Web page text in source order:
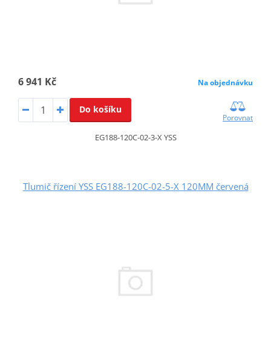
6 941 Kč Na objednávku
Do košíku
Porovnat
EG188-120C-02-3-X YSS
Tlumič řízení YSS EG188-120C-02-5-X 120MM červená